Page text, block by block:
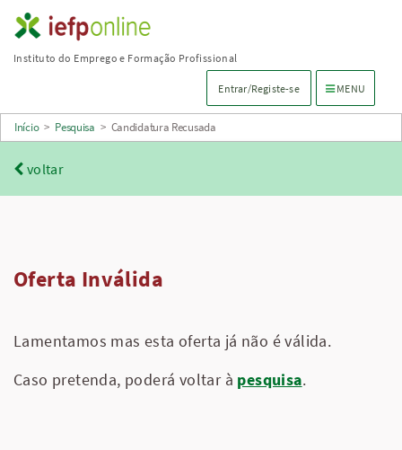
Saltar
para
principal
Instituto do Emprego e Formação Profissional
Entrar/Registe-se Menu de
MENU
Início > Pesquisa > Candidatura Recusada
voltar
Oferta Inválida
Lamentamos mas esta oferta já não é válida.
Caso pretenda, poderá voltar à pesquisa.